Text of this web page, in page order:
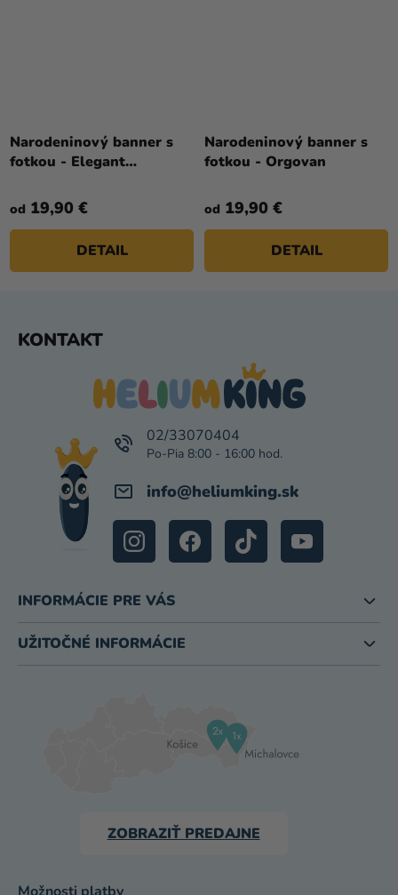
Narodeninový banner s
fotkou - Elegant
od 19,90 €
DETAIL
Narodeninový banner s
fotkou - Orgovan
od 19,90 €
DETAIL
KONTAKT
info@heliumking.sk
02/33070404
INFORMÁCIE PRE VÁS
UŽITOČNÉ INFORMÁCIE
ZOBRAZIŤ PREDAJNE